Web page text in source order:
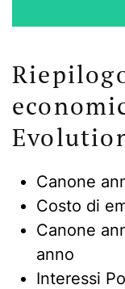
Canone
Costo di
Canone
anno
Interessi